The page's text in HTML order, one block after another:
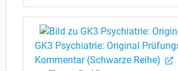
GK3 Psychiatrie: Original
Kommentar (Schwarze Reihe)